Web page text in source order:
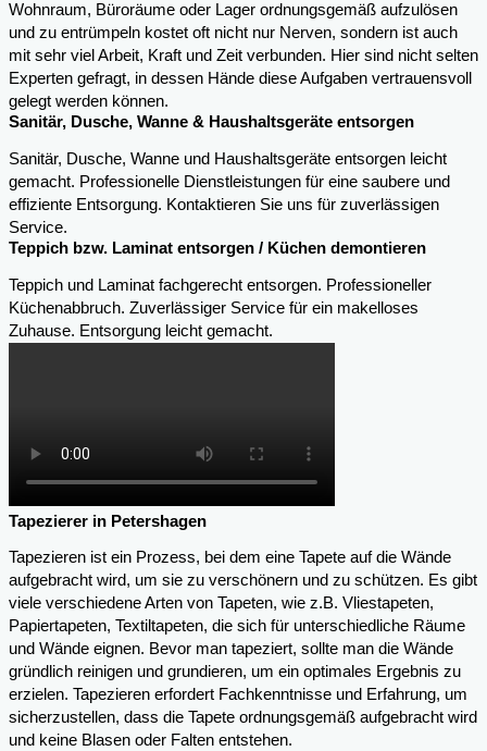
Wohnraum, Büroräume oder Lager ordnungsgemäß aufzulösen
und zu entrümpeln kostet oft nicht nur Nerven, sondern ist auch
mit sehr viel Arbeit, Kraft und Zeit verbunden. Hier sind nicht selten
Experten gefragt, in dessen Hände diese Aufgaben vertrauensvoll
gelegt werden können.
Sanitär, Dusche, Wanne & Haushaltsgeräte entsorgen
Sanitär, Dusche, Wanne und Haushaltsgeräte entsorgen leicht
gemacht. Professionelle Dienstleistungen für eine saubere und
effiziente Entsorgung. Kontaktieren Sie uns für zuverlässigen
Service.
Teppich bzw. Laminat entsorgen / Küchen demontieren
Teppich und Laminat fachgerecht entsorgen. Professioneller
Küchenabbruch. Zuverlässiger Service für ein makelloses
Zuhause. Entsorgung leicht gemacht.
Tapezierer in Petershagen
Tapezieren ist ein Prozess, bei dem eine Tapete auf die Wände
aufgebracht wird, um sie zu verschönern und zu schützen. Es gibt
viele verschiedene Arten von Tapeten, wie z.B. Vliestapeten,
Papiertapeten, Textiltapeten, die sich für unterschiedliche Räume
und Wände eignen. Bevor man tapeziert, sollte man die Wände
gründlich reinigen und grundieren, um ein optimales Ergebnis zu
erzielen. Tapezieren erfordert Fachkenntnisse und Erfahrung, um
sicherzustellen, dass die Tapete ordnungsgemäß aufgebracht wird
und keine Blasen oder Falten entstehen.